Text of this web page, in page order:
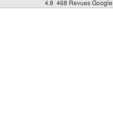
4.8 468 Revues Google